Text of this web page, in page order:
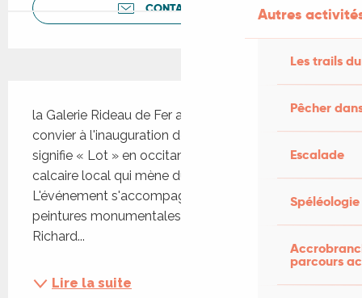
Autres
Les trails
Pêcher
Escalade
Spéléologie
parcours
CONTACTEZ-NOUS
la Galerie Rideau de Fer a le plaisir de vous
convier à l'inauguration de la « Déesse Olt » qui
signifie « Lot » en occitan : une sculpture en
calcaire local qui mène du village jusqu'à la rivière.
L'événement s'accompagne d'une exposition de
peintures monumentales également réalisées par
Richard...
Lire la suite